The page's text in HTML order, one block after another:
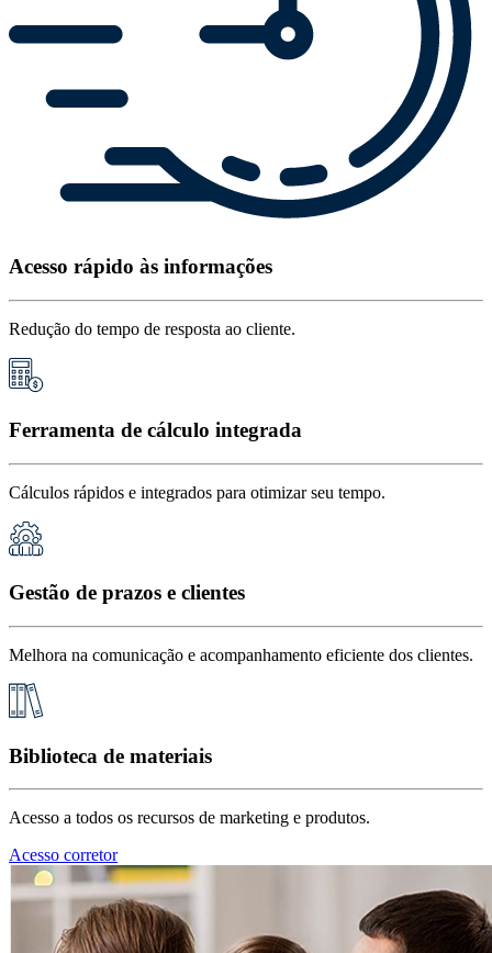
Acesso rápido às informações
Redução do tempo de resposta ao cliente.
Ferramenta de cálculo integrada
Cálculos rápidos e integrados para otimizar seu tempo.
Gestão de prazos e clientes
Melhora na comunicação e acompanhamento eficiente dos clientes.
Biblioteca de materiais
Acesso a todos os recursos de marketing e produtos.
Acesso corretor